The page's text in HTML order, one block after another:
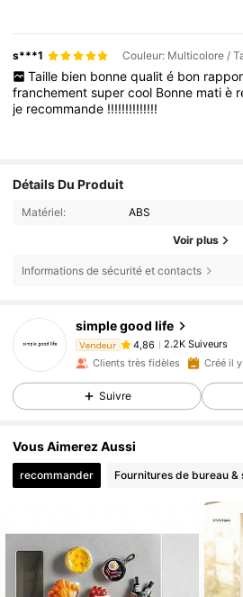
s***1
Taille bien bonne qualit é bon
franchementsupercool Bonne matiè
je recommande !!!!!!!!!!!!!!
Détails Du Produit
Matériel: ABS
Voir plus
Informations de sécurité et contacts
simple good life
Vendeur
g***sest en train de
4,86
2.2K Suiveurs
Clients très fidèles Créé il y
Suivre
Vous Aimerez Aussi
recommander Fournitures de bureau &